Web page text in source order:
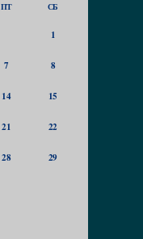
ПТ СБ
1
7 8
14 15
21 22
28 29